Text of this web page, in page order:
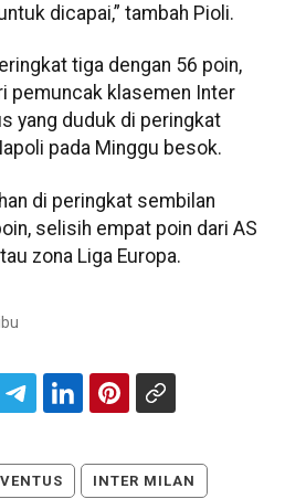
dicapai,” tambah Pioli.
tiga dengan 56 poin,
pemuncak klasemen Inter
yang duduk di peringkat
pada Minggu besok.
di peringkat sembilan
selisih empat poin dari AS
zona Liga Europa.
INTER MILAN